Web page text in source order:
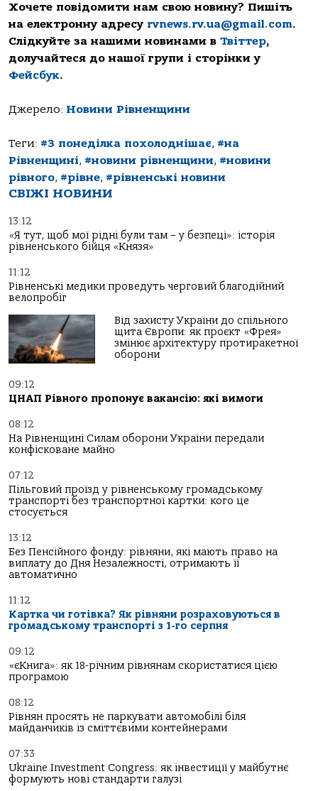
Хочете повідомити нам свою новину? Пишіть
на електронну адресу rvnews.rv.ua@gmail.com.
Слідкуйте за нашими новинами в Твіттер,
долучайтеся до нашої групи і сторінки у
Фейсбук.
Джерело: Новини Рівненщини
Теги: #З понеділка похолоднішає, #на
Рівненщині, #новини рівненщини, #новини
рівного, #рівне, #рівненські новини
СВІЖІ НОВИНИ
13:12
«Я тут, щоб мої рідні були там – у безпеці»: історія
рівненського бійця «Князя»
11:12
Рівненські медики проведуть черговий благодійний
велопробіг
Від захисту України до спільного
щита Європи: як проєкт «Фрея»
змінює архітектуру протиракетної
оборони
09:12
ЦНАП Рівного пропонує вакансію: які вимоги
08:12
На Рівненщині Силам оборони України передали
конфісковане майно
07:12
Пільговий проїзд у рівненському громадському
транспорті без транспортної картки: кого це
стосується
13:12
Без Пенсійного фонду: рівняни, які мають право на
виплату до Дня Незалежності, отримають її
автоматично
11:12
Картка чи готівка? Як рівняни розраховуються в
громадському транспорті з 1-го серпня
09:12
«єКнига»: як 18-річним рівнянам скористатися цією
програмою
08:12
Рівнян просять не паркувати автомобілі біля
майданчиків із сміттєвими контейнерами
07:33
Ukraine Investment Congress: як інвестиції у майбутнє
формують нові стандарти галузі